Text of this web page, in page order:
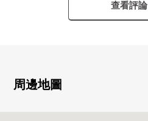
○ 沒有盥洗台便利的接觸的栓
■ 2026年1月翻新完成已經的
查看評論
周邊地圖